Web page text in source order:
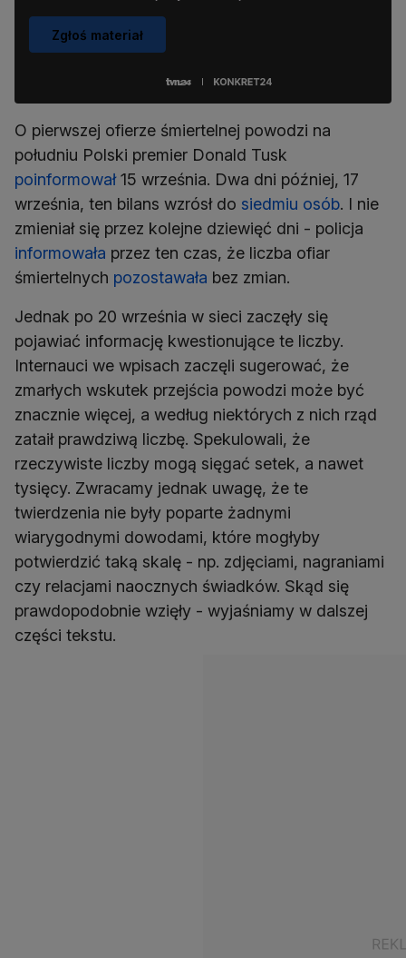
Zgłoś materiał
O pierwszej ofierze śmiertelnej powodzi na
południu Polski premier Donald Tusk
poinformował15 września. Dwa dni później, 17
września, ten bilans wzrósł do siedmiu osób. I nie
zmieniał się przez kolejne dziewięć dni - policja
informowała przez ten czas, że liczba ofiar
śmiertelnych pozostawała bez zmian.
Jednak po 20 września w sieci zaczęły się
pojawiać informację kwestionujące te liczby.
Internauci we wpisach zaczęli sugerować, że
zmarłych wskutek przejścia powodzi może być
znacznie więcej, a według niektórych z nich rząd
zataił prawdziwą liczbę. Spekulowali, że
rzeczywiste liczby mogą sięgać setek, a nawet
tysięcy. Zwracamy jednak uwagę, że te
twierdzenia nie były poparte żadnymi
wiarygodnymi dowodami, które mogłyby
potwierdzić taką skalę - np. zdjęciami, nagraniami
czy relacjami naocznych świadków. Skąd się
prawdopodobnie wzięły - wyjaśniamy w dalszej
części tekstu.